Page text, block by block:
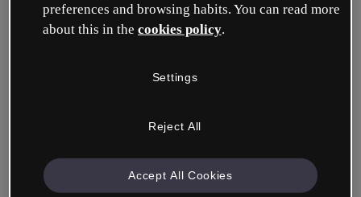
Inicie sessão com o Google
preferences and browsing habits. You can read more
about this in the cookies policy.
Settings
Reject All
Accept All Cookies